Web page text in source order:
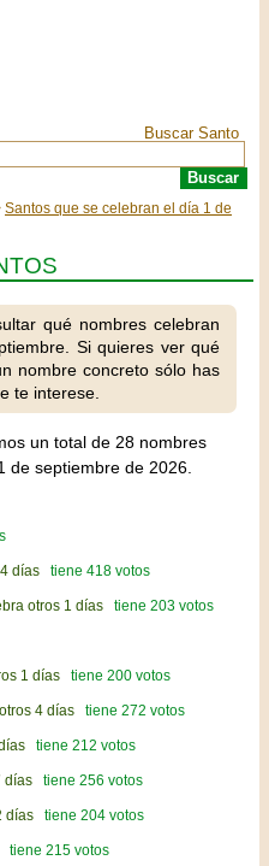
Buscar Santo
Santos que se celebran el día 1 de
qué nombres celebran
Si quieres ver qué
nombre concreto sólo has
te interese.
un total de 28 nombres
de septiembre de 2026.
días tiene 418 votos
otros 1 días tiene 203 votos
1 días tiene 200 votos
4 días tiene 272 votos
tiene 212 votos
días tiene 256 votos
días tiene 204 votos
tiene 215 votos